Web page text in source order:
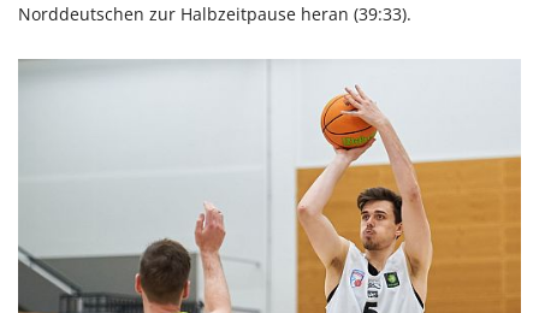
Norddeutschen zur Halbzeitpause heran (39:33).